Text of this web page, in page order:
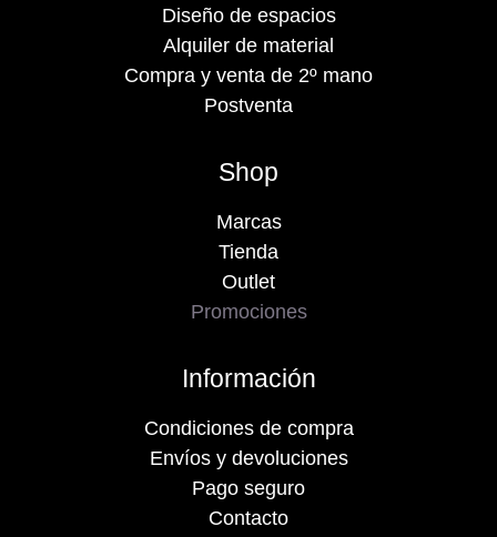
Diseño de espacios
Alquiler de material
Compra y venta de 2º mano
Postventa
Shop
Marcas
Tienda
Outlet
Promociones
Información
Condiciones de compra
Envíos y devoluciones
Pago seguro
Contacto